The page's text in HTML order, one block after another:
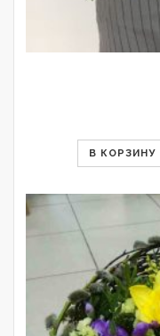
В КОРЗИНУ